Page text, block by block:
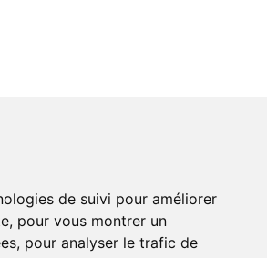
de suivi pour améliorer
pour vous montrer un
pour analyser le trafic de